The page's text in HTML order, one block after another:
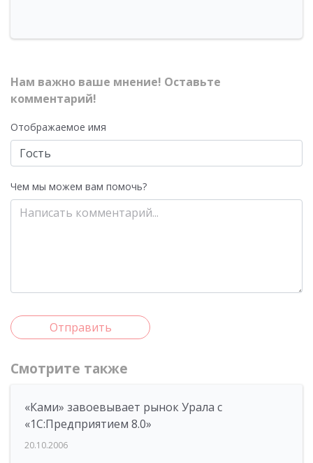
Нам важно ваше мнение! Оставьте
комментарий!
Отображаемое имя
Чем мы можем вам помочь?
Отправить
Смотрите также
«Ками» завоевывает рынок Урала с
«1С:Предприятием 8.0»
20.10.2006